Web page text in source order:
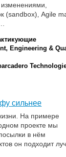
(sandbox), Agile
Engineering &
сильнее
На примере
проекте мы
в нём
он подходит